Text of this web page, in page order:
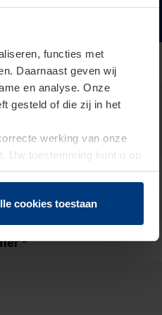
functies met
Daarnaast geven wij
en analyse. Onze
gesteld of die zij in het
werking van onze
Uw toestemming kunt u op
of herroepen.
cookies toestaan
*